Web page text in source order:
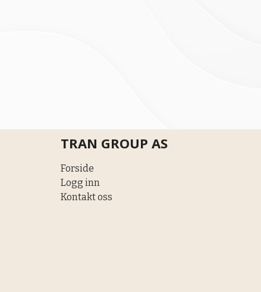
TRAN GROUP AS
Forside
Logg inn
Kontakt oss